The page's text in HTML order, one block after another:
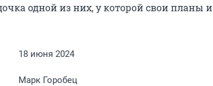
одной из них, у которой свои планы
18 июня 2024
Марк Горобец